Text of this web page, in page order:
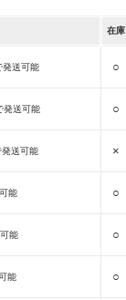
在庫
発送可能 ○
発送可能 ○
送可能 ×
能 ○
能 ○
能 ○